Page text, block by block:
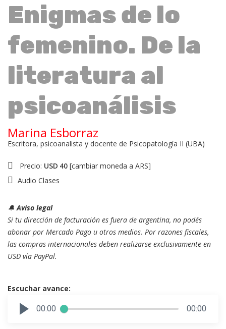
Enigmas de lo
femenino. De la
literatura al
psicoanálisis
Marina Esborraz
Escritora, psicoanalista y docente de Psicopatología II (UBA)
Precio: USD 40 [cambiar moneda a ARS]
Audio Clases
🔔Aviso legal
Si tu dirección de facturación es fuera de argentina, no podés
abonar por Mercado Pago u otros medios. Por razones fiscales,
las compras internacionales deben realizarse exclusivamente en
USD vía PayPal.
Escuchar avance:
00:00 00:00